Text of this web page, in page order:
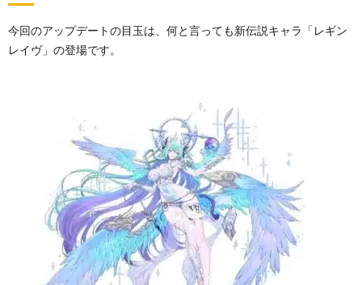
今回のアップデートの目玉は、何と言っても新伝説キャラ「レギン
レイヴ」の登場です。